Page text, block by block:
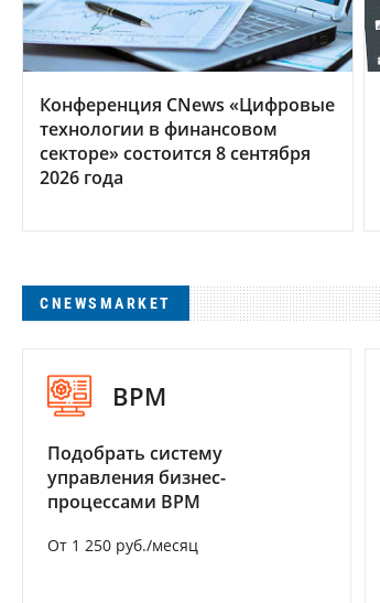
Конференция CNews «Цифровые
технологии в финансовом
секторе» состоится 8 сентября
2026 года
CNEWSMARKET
BPM
Подобрать систему
управления бизнес-
процессами BPM
От 1 250 руб./месяц